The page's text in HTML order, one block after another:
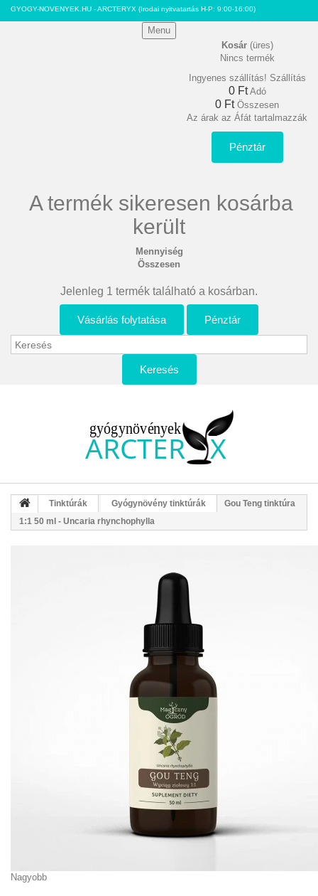
GYOGY-NOVENYEK.HU - ARCTERYX (Irodai nyitvatartás H-P: 9:00-16:00)
Menu
Kosár (üres)
Nincs termék
Ingyenes szállítás! Szállítás
0 Ft‎ Adó
0 Ft‎ Összesen
Az árak az Áfát tartalmazzák
Pénztár
A termék sikeresen kosárba
került
Mennyiség
Összesen
Jelenleg 1 termék található a kosárban.
Vásárlás folytatása Pénztár
Keresés
Tinktúrák Gyógynövény tinktúrák
Gou Teng tinktúra
1:1 50 ml - Uncaria rhynchophylla
Nagyobb